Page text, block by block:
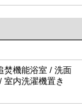
焚機能浴室 / 洗面
室内洗濯機置き